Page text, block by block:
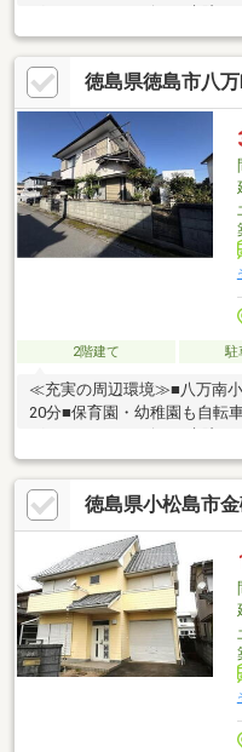
徳島県徳島市八
2階建て 駐
≪充実の周辺環境≫■八万南
20分■保育園・幼稚園も自転
徳島県小松島市